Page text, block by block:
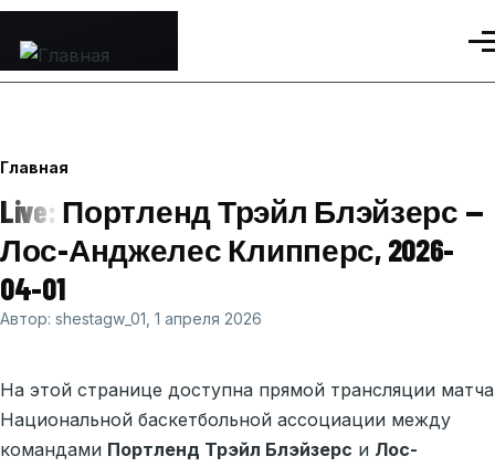
Перейти к основному содержанию
навигации
Главная
Live: Портленд Трэйл Блэйзерс —
Лос-Анджелес Клипперс, 2026-
04-01
Автор: shestagw_01 , 1 апреля 2026
На этой странице доступна прямой трансляции матча
Национальной баскетбольной ассоциации между
командами Портленд Трэйл Блэйзерс и Лос-